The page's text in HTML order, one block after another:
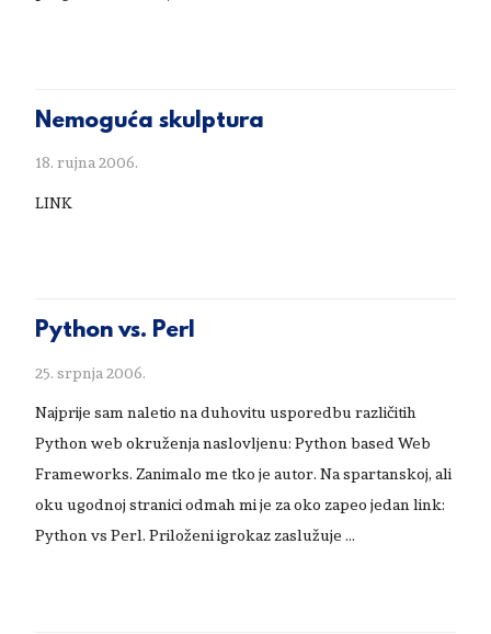
Nemoguća skulptura
18. rujna 2006.
LINK
Python vs. Perl
25. srpnja 2006.
Najprije sam naletio na duhovitu usporedbu različitih
Python web okruženja naslovljenu: Python based Web
Frameworks. Zanimalo me tko je autor. Na spartanskoj, ali
oku ugodnoj stranici odmah mi je za oko zapeo jedan link:
Python vs Perl. Priloženi igrokaz zaslužuje …